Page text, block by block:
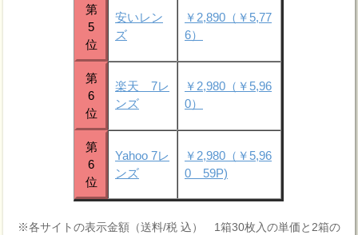
第
5
位
安いレン
ズ
￥2,890（￥5,77
6）
第
6
位
楽天 7レ
ンズ
￥2,980（￥5,96
0）
第
6
位
Yahoo 7レ
ンズ
￥2,980（￥5,96
0 59P)
※各サイトの表示金額（送料/税 込） 1箱30枚入の単価と2箱の